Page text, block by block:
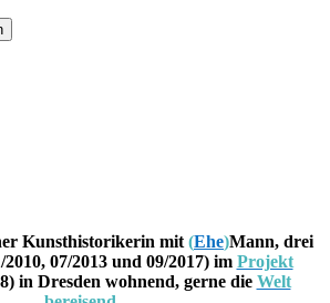
Kunsthistorikerin mit (Ehe)Mann, drei
07/2013 und 09/2017) im Projekt
in Dresden wohnend, gerne die Welt